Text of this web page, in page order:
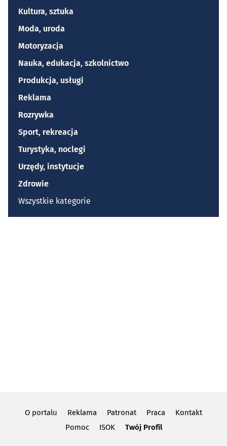
Kultura, sztuka
Moda, uroda
Motoryzacja
Nauka, edukacja, szkolnictwo
Produkcja, usługi
Reklama
Rozrywka
Sport, rekreacja
Turystyka, noclegi
Urzędy, instytucje
Zdrowie
Wszystkie kategorie
O portalu Reklama Patronat Praca
Kontakt
Pomoc
ISOK Twój Profil